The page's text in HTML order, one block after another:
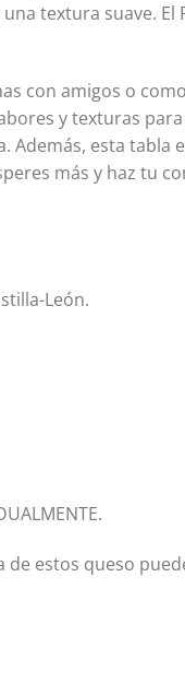
textura suave.
con amigos o
y texturas
Además, esta
más y haz tu
León.
estos queso